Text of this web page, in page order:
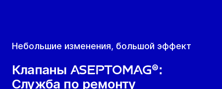
Небольшие изменения, большой эффект
Клапаны Aseptomag®:
Служба по ремонту